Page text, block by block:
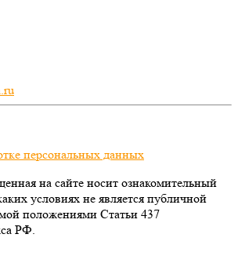
персональных данных
на сайте носит ознакомительный
условиях не является публичной
положениями Статьи 437
РФ.